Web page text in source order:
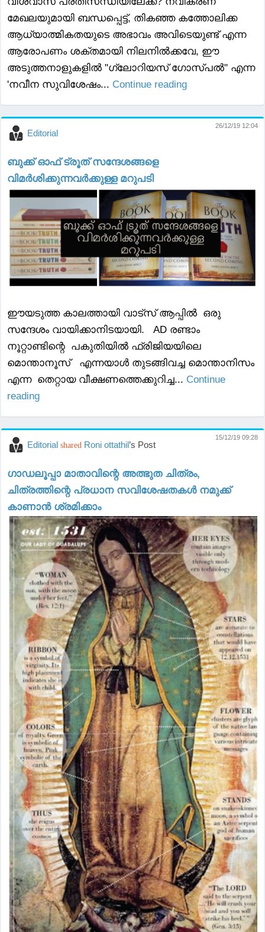
മേഖലയുമായി ബന്ധപ്പെട്ട്, തികഞ്ഞ കത്തോലിക്ക
ആധ്യാത്മികതയുടെ അഭാവം അവിടെയുണ്ട് എന്ന
ആരോപണം ശക്തമായി നിലനിൽക്കവേ, ഈ
അടുത്തനാളുകളിൽ "ഗ്ലോറിയസ് ഗോസ്പൽ" എന്ന
'നവീന സുവിശേഷം... Continue reading
Editorial
26/12/19 12:04
ബുക്ക് ഓഫ് ട്രൂത് സന്ദേശങ്ങളെ
വിമർശിക്കുന്നവർക്കുള്ള മറുപടി
ഈയടുത്ത കാലത്തായി വാട്‍സ് ആപ്പിൽ ഒരു
സന്ദേശം വായിക്കാനിടയായി. AD രണ്ടാം
നൂറ്റാണ്ടിന്റെ പകുതിയിൽ ഫ്രിജിയയിലെ
മൊന്താനൂസ് എന്നയാൾ തുടങ്ങിവച്ച മൊന്താനിസം
എന്ന തെറ്റായ വീക്ഷണത്തെക്കുറിച്ച... Continue
reading
Editorial shared Roni ottathil’s Post
15/12/19 09:28
ഗാഡലൂപ്പാ മാതാവിന്റെ അത്ഭുത ചിത്രം,
ചിത്രത്തിന്റെ പ്രധാന സവിശേഷതകൾ നമുക്ക്
കാണാൻ ശ്രമിക്കാം